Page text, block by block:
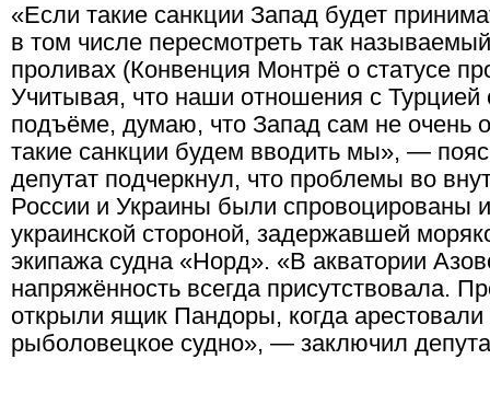
«Если такие санкции Запад будет
в том числе пересмотреть так
проливах (Конвенция Монтрё о статусе
Учитывая, что наши отношения с Турцией
подъёме, думаю, что Запад сам не очень
такие санкции будем вводить мы», —
депутат подчеркнул, что проблемы во
России и Украины были спровоцированы
украинской стороной, задержавшей
экипажа судна «Норд». «В акватории
напряжённость всегда присутствовала.
открыли ящик Пандоры, когда арестовали
рыболовецкое судно», — заключил